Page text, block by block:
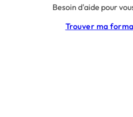
Besoin d'aide pour
Trouver ma
RGPD